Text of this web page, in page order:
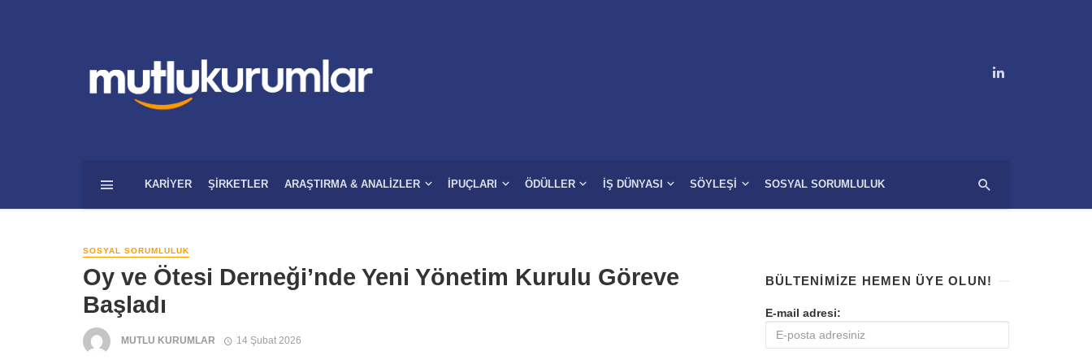
KARIYER ŞIRKETLER ARAŞTIRMA & ANALIZLER İPUÇLARI ÖDÜLLER İŞ DÜNYASI SÖYLEŞI SOSYAL SORUMLULUK
SOSYAL SORUMLULUK
Oy ve Ötesi Derneği’nde Yeni Yönetim Kurulu Göreve
Başladı
MUTLU KURUMLAR 14 Şubat 2026
BÜLTENIMIZE HEMEN ÜYE OLUN!
E-mail adresi: